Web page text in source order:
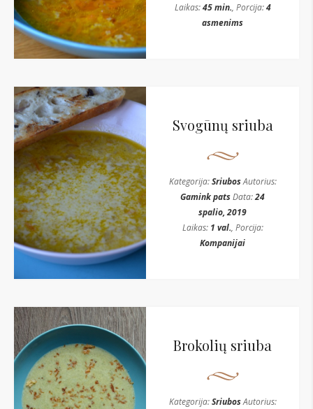
Laikas:45 min., Porcija:4
asmenims
Svogūnų sriuba
Kategorija:SriubosAutorius:
Gamink patsData:24
spalio, 2019
Laikas: 1 val., Porcija:
Kompanijai
Brokolių sriuba
Kategorija:SriubosAutorius: